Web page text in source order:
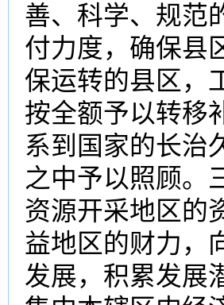
善、科学、规范
付力度，确保县
保运转的县区，
按全额予以转移
系到国家的长治
之中予以照顾。
资源开采地区的
益地区的财力，
发展，积累发展